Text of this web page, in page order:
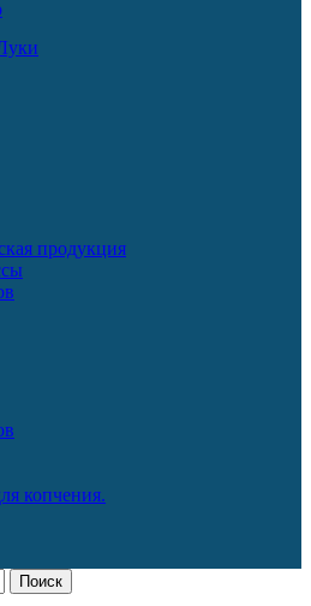
продукция
копчения.
Поиск